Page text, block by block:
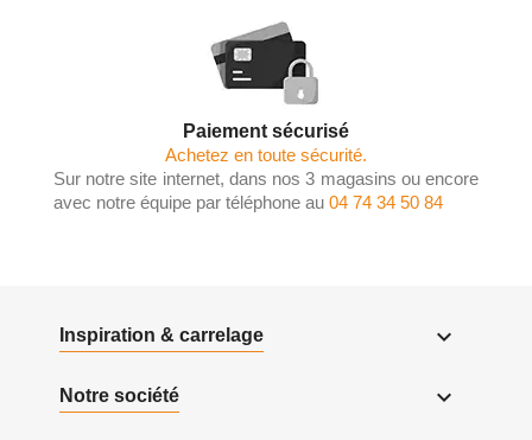
Paiement sécurisé
Achetez en toute sécurité.
Sur notre site internet, dans nos 3 magasins ou encore
avec notre équipe par téléphone au 04 74 34 50 84
Inspiration & carrelage 
Notre société 